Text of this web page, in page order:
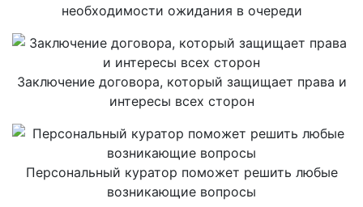
необходимости ожидания в очереди
Заключение договора, который защищает права и
интересы всех сторон
Персональный куратор поможет решить любые
возникающие вопросы